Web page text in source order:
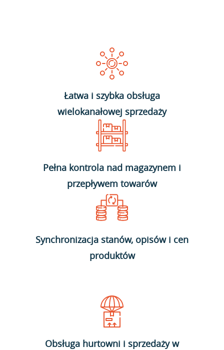
Łatwa i szybka obsługa
wielokanałowej sprzedaży
Pełna kontrola nad magazynem i
przepływem towarów
Synchronizacja stanów, opisów i cen
produktów
Obsługa hurtowni i sprzedaży w